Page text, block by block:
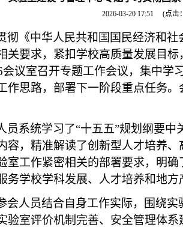
2026-03-20 17:51 (点击
彻《中华人民共和国国民经济和
关要求，紧扣学校高质量发展目
会议室召开专题工作会议，集中学
作思路，部署下一阶段重点任务
员系统学习了“十五五”规划纲要
容，精准解读了创新型人才培养
室工作紧密相关的部署要求，明
务学校学科发展、人才培养和地方
会人员结合自身工作实际，围绕
验室评价机制完善、安全管理体